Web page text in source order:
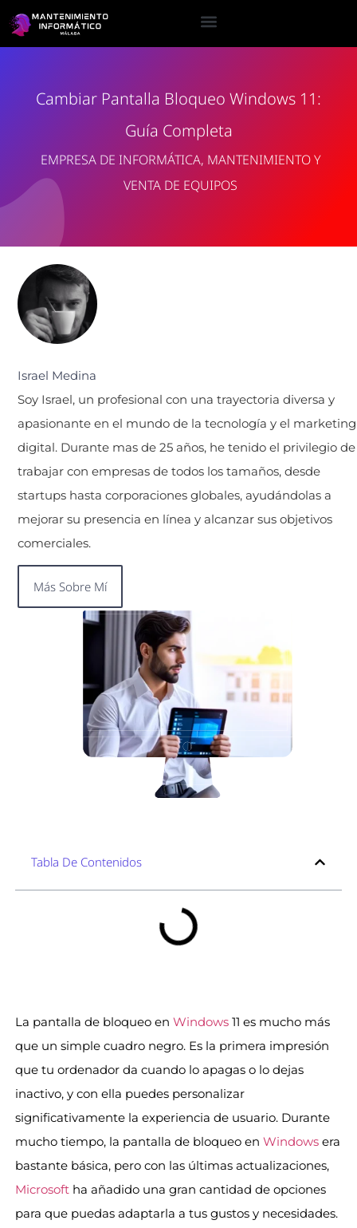
Cambiar Pantalla Bloqueo Windows 11:
Guía Completa
EMPRESA DE INFORMÁTICA, MANTENIMIENTO Y
VENTA DE EQUIPOS
Israel Medina
Soy Israel, un profesional con una trayectoria diversa y
apasionante en el mundo de la tecnología y el marketing
digital. Durante mas de 25 años, he tenido el privilegio de
trabajar con empresas de todos los tamaños, desde
startups hasta corporaciones globales, ayudándolas a
mejorar su presencia en línea y alcanzar sus objetivos
comerciales.
Más Sobre Mí
Tabla De Contenidos
La pantalla de bloqueo en Windows11 es mucho más
que un simple cuadro negro. Es la primera impresión
que tu ordenador da cuando lo apagas o lo dejas
inactivo, y con ella puedes personalizar
significativamente la experiencia de usuario. Durante
mucho tiempo, la pantalla de bloqueo en Windowsera
bastante básica, pero con las últimas actualizaciones,
Microsoftha añadido una gran cantidad de opciones
para que puedas adaptarla a tus gustos y necesidades.